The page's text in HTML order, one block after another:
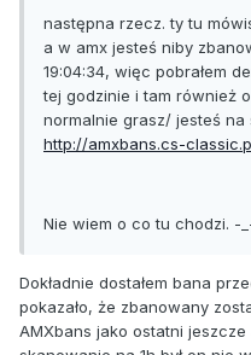
następna rzecz. ty tu
a w amx jesteś niby
19:04:34, więc pobrałem
tej godzinie i tam również
normalnie grasz/ jesteś
http://amxbans.cs-
Nie wiem o co tu chodzi. -
Dokładnie dostałem bana
pokazało, że zbanowany
AMXbans jako ostatni